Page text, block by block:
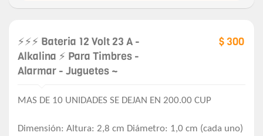
⚡️⚡️⚡️ Bateria 12 Volt 23 A -
Alkalina ⚡️ Para Timbres -
Alarmar - Juguetes ~
$ 300
MAS DE 10 UNIDADES SE DEJAN EN 200.00 CUP
Dimensión: Altura: 2,8 cm Diámetro: 1,0 cm (cada uno)